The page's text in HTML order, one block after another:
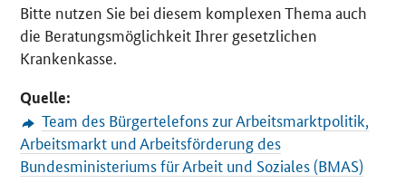
Bitte nutzen Sie bei diesem komplexen Thema auch
die Beratungsmöglichkeit Ihrer gesetzlichen
Krankenkasse.
Quelle:
Team des Bürgertelefons zur Arbeitsmarktpolitik,
Arbeitsmarkt und Arbeitsförderung des
Bundesministeriums für Arbeit und Soziales (BMAS)